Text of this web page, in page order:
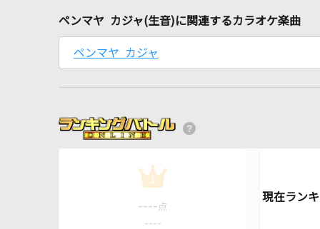
ペンマヤ カジャ(生音)に関連するカラオケ楽曲
ペンマヤ カジャ
1
---- 点
----